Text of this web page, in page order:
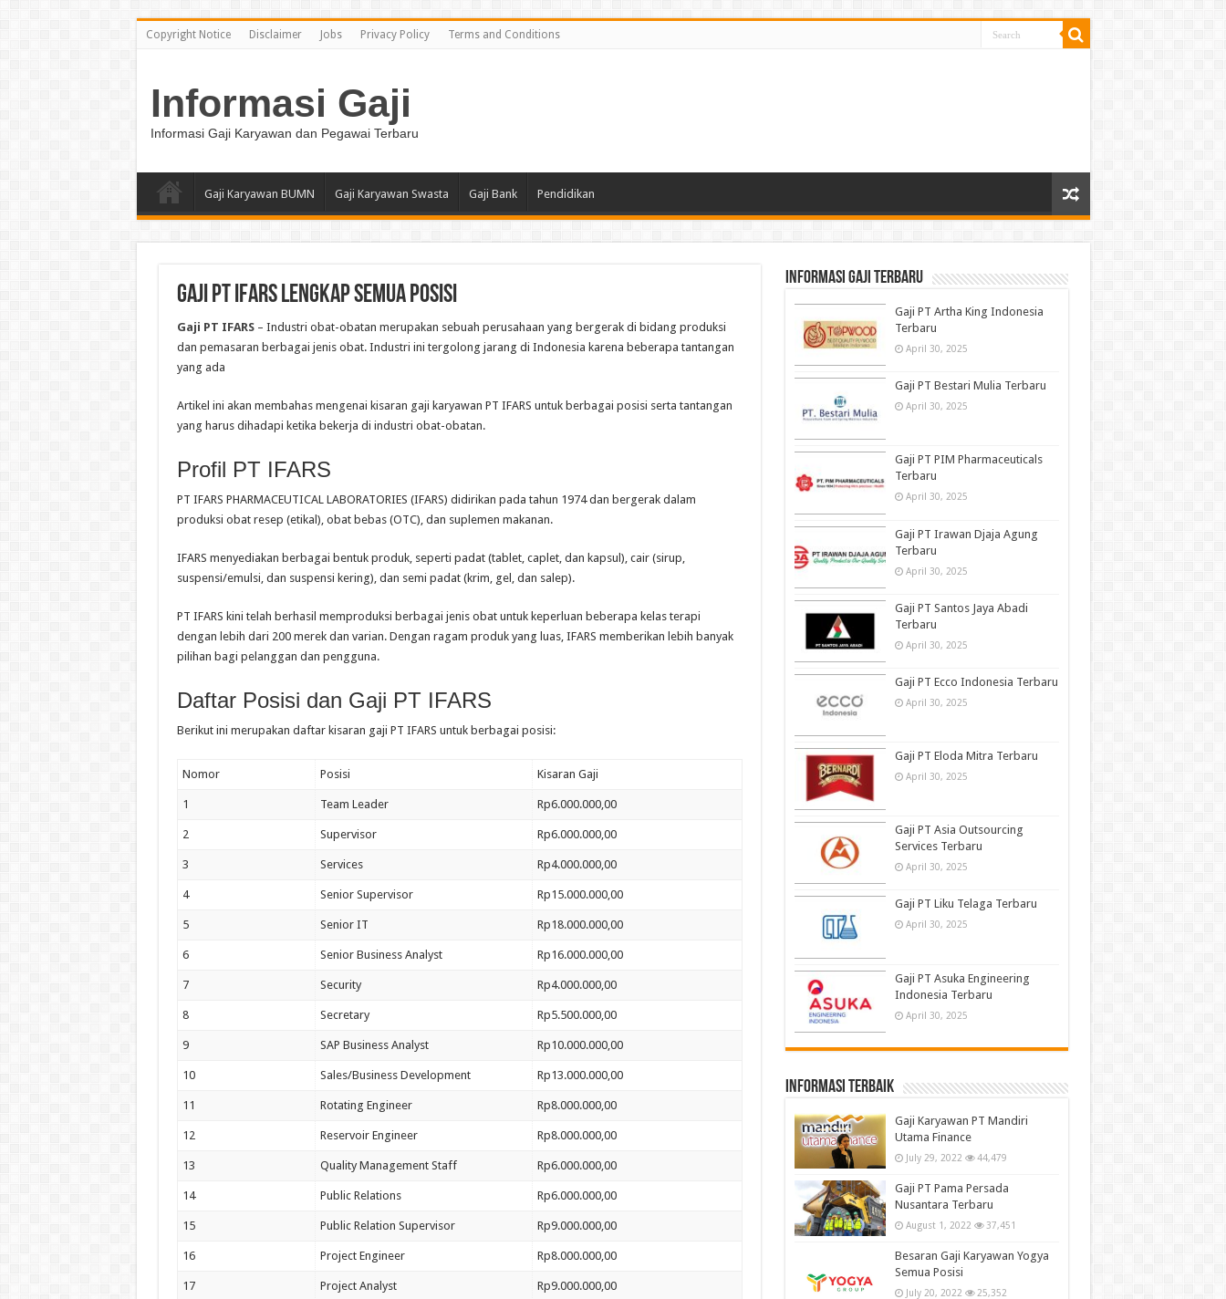
Copyright Notice Disclaimer Jobs Privacy Policy Terms and Conditions
Informasi Gaji
Informasi Gaji Karyawan dan Pegawai Terbaru
Gaji Karyawan BUMN Gaji Karyawan Swasta Gaji Bank Pendidikan
Gaji PT IFARS Lengkap Semua Posisi
Gaji PT IFARS– Industri obat-obatan merupakan sebuah perusahaan yang bergerak di bidang produksi
dan pemasaran berbagai jenis obat. Industri ini tergolong jarang di Indonesia karena beberapa tantangan
yang ada
Artikel ini akan membahas mengenai kisaran gaji karyawan PT IFARS untuk berbagai posisi serta tantangan
yang harus dihadapi ketika bekerja di industri obat-obatan.
Profil PT IFARS
PT IFARS PHARMACEUTICAL LABORATORIES (IFARS) didirikan pada tahun 1974 dan bergerak dalam
produksi obat resep (etikal), obat bebas (OTC), dan suplemen makanan.
IFARS menyediakan berbagai bentuk produk, seperti padat (tablet, caplet, dan kapsul), cair (sirup,
suspensi/emulsi, dan suspensi kering), dan semi padat (krim, gel, dan salep).
PT IFARS kini telah berhasil memproduksi berbagai jenis obat untuk keperluan beberapa kelas terapi
dengan lebih dari 200 merek dan varian. Dengan ragam produk yang luas, IFARS memberikan lebih banyak
pilihan bagi pelanggan dan pengguna.
Daftar Posisi dan Gaji PT IFARS
Berikut ini merupakan daftar kisaran gaji PT IFARS untuk berbagai posisi:
Nomor Posisi Kisaran Gaji
1 Team Leader Rp6.000.000,00
2 Supervisor Rp6.000.000,00
3 Services Rp4.000.000,00
4 Senior Supervisor Rp15.000.000,00
5 Senior IT Rp18.000.000,00
6 Senior Business Analyst Rp16.000.000,00
7 Security Rp4.000.000,00
8 Secretary Rp5.500.000,00
9 SAP Business Analyst Rp10.000.000,00
10 Sales/Business Development Rp13.000.000,00
11 Rotating Engineer Rp8.000.000,00
12 Reservoir Engineer Rp8.000.000,00
13 Quality Management Staff Rp6.000.000,00
14 Public Relations Rp6.000.000,00
15 Public Relation Supervisor Rp9.000.000,00
16 Project Engineer Rp8.000.000,00
17 Project Analyst Rp9.000.000,00
informasi gaji terbaru
Gaji PT Artha King Indonesia
Terbaru
April 30, 2025
Gaji PT Bestari Mulia Terbaru
April 30, 2025
Gaji PT PIM Pharmaceuticals
Terbaru
April 30, 2025
Gaji PT Irawan Djaja Agung
Terbaru
April 30, 2025
Gaji PT Santos Jaya Abadi
Terbaru
April 30, 2025
Gaji PT Ecco Indonesia Terbaru
April 30, 2025
Gaji PT Eloda Mitra Terbaru
April 30, 2025
Gaji PT Asia Outsourcing
Services Terbaru
April 30, 2025
Gaji PT Liku Telaga Terbaru
April 30, 2025
Gaji PT Asuka Engineering
Indonesia Terbaru
April 30, 2025
informasi terbaik
Gaji Karyawan PT Mandiri
Utama Finance
July 29, 2022 44,479
Gaji PT Pama Persada
Nusantara Terbaru
August 1, 2022 37,451
Besaran Gaji Karyawan Yogya
Semua Posisi
July 20, 2022 25,352